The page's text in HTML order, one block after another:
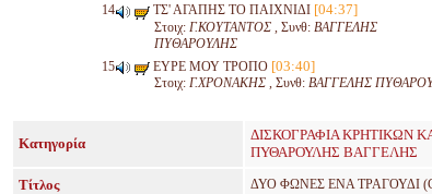
ΤΣ' ΑΓΑΠΗΣ ΤΟ ΠΑΙΧΝΙΔΙ [04:37]
Στοιχ: Γ.ΚΟΥΤΑΝΤΟΣ, Συνθ: ΒΑΓΓΕΛΗΣ
ΠΥΘΑΡΟΥΛΗΣ
ΕΥΡΕ ΜΟΥ ΤΡΟΠΟ [03:40]
Στοιχ: Γ.ΧΡΟΝΑΚΗΣ, Συνθ: ΒΑΓΓΕΛΗΣ
Κατηγορία
ΔΙΣΚΟΓΡΑΦΙΑ ΚΡΗΤΙΚΩΝ
ΠΥΘΑΡΟΥΛΗΣ ΒΑΓΓΕΛΗΣ
Τίτλος
ΔΥΟ ΦΩΝΕΣ ΕΝΑ ΤΡΑΓΟΥΔΙ